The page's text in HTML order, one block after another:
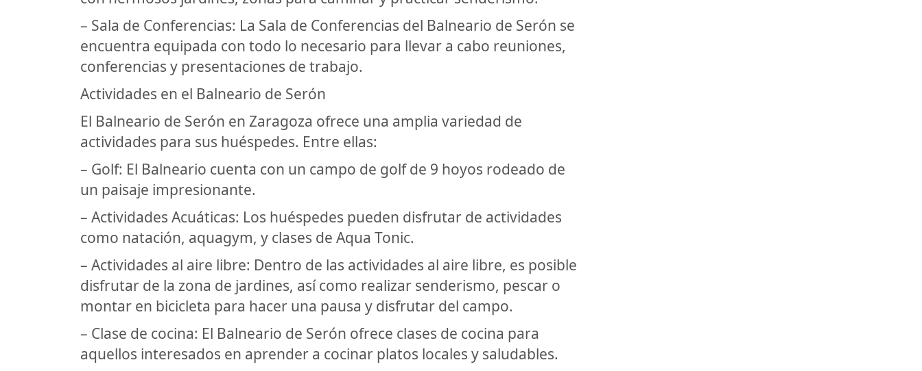
– Sala de Conferencias: La Sala de Conferencias del Balneario de Serón se
encuentra equipada con todo lo necesario para llevar a cabo reuniones,
conferencias y presentaciones de trabajo.
Actividades en el Balneario de Serón
El Balneario de Serón en Zaragoza ofrece una amplia variedad de
actividades para sus huéspedes. Entre ellas:
– Golf: El Balneario cuenta con un campo de golf de 9 hoyos rodeado de
un paisaje impresionante.
– Actividades Acuáticas: Los huéspedes pueden disfrutar de actividades
como natación, aquagym, y clases de Aqua Tonic.
– Actividades al aire libre: Dentro de las actividades al aire libre, es posible
disfrutar de la zona de jardines, así como realizar senderismo, pescar o
montar en bicicleta para hacer una pausa y disfrutar del campo.
– Clase de cocina: El Balneario de Serón ofrece clases de cocina para
aquellos interesados en aprender a cocinar platos locales y saludables.